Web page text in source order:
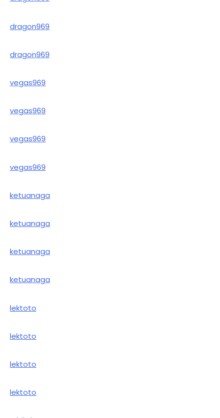
dragon969
dragon969
vegas969
vegas969
vegas969
vegas969
ketuanaga
ketuanaga
ketuanaga
ketuanaga
lektoto
lektoto
lektoto
lektoto